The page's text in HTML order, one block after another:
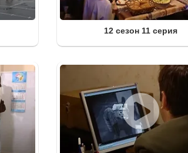
12 сезон 11 серия